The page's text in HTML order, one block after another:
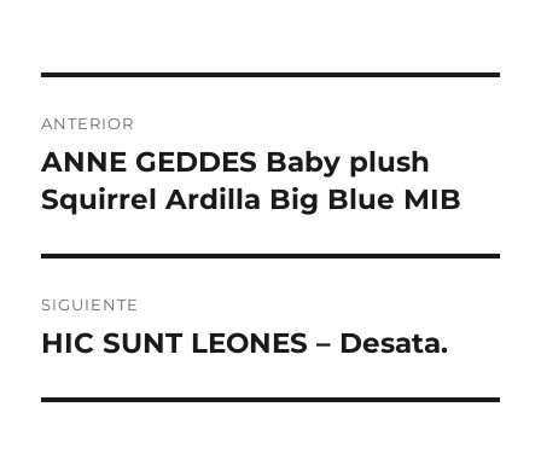
de
entradas
ANTERIOR
Entrada
anterior:
ANNE GEDDES Baby plush
Squirrel Ardilla Big Blue MIB
SIGUIENTE
Entrada
HIC SUNT LEONES – Desata.